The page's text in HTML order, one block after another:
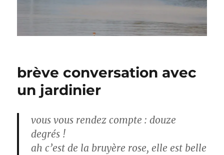
brève conversation avec
un jardinier
vous vous rendez compte : douze
degrés !
ah c’est de la bruyère rose, elle est belle